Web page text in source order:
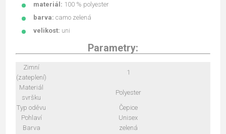
materiál: 100 % polyester
barva: camo zelená
velikost: uni
Parametry:
Zimní
(zateplení)
1
Materiál
svršku
Polyester
Typ oděvu
Čepice
Pohlaví
Unisex
Barva
zelená